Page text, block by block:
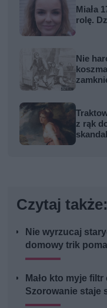
Miała
rolę.
Nie
z rąk
Czytaj także:
Nie wyrzucaj
domowy trik
Mało kto myje
Szorowanie staje